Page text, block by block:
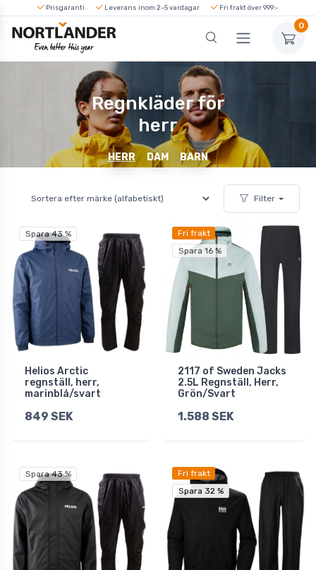
Prisgaranti Leverans inom 2-5 vardagar Fri frakt över 999:-
0
Regnkläder för
herr
HERR DAM BARN
Filter
Spara 43 %
Helios Arctic
regnställ, herr,
marinblå/svart
849 SEK
Fri frakt
Spara 16 %
2117 of Sweden Jacks
2.5L Regnställ, Herr,
Grön/Svart
1.588 SEK
Spara 43 %
Fri frakt
Spara 32 %
Spara 32 %